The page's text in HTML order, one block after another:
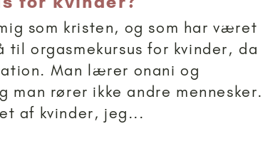
som kristen, og som har været
orgasmekursus for kvinder, da
Man lærer onani og
man rører ikke andre mennesker.
af kvinder, jeg...